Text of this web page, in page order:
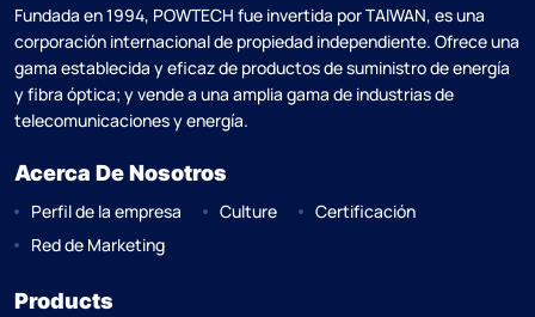
Fundada en 1994, POWTECH fue invertida por TAlWAN, es una
corporación internacional de propiedad independiente. Ofrece una
gama establecida y eficaz de productos de suministro de energía
y fibra óptica; y vende a una amplia gama de industrias de
telecomunicaciones y energía.
Acerca De Nosotros
Perfil de la empresa Culture
Certificación
Red de Marketing
Products